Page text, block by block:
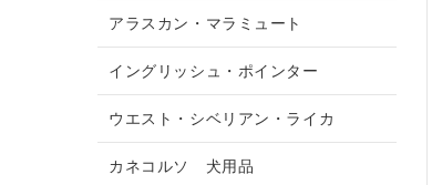
アラスカン・マラミュート
イングリッシュ・ポインター
ウエスト・シベリアン・ライカ
カネコルソ 犬用品